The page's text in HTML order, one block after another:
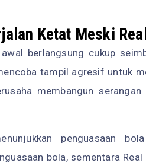
Ketat Meski
berlangsung cukup
tampil agresif untuk
membangun
penguasaan
bola, sementara